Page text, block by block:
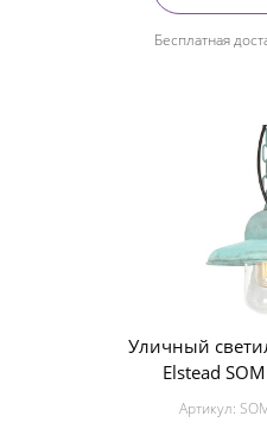
Бесплатная
Уличный
Elstead
Артикул: